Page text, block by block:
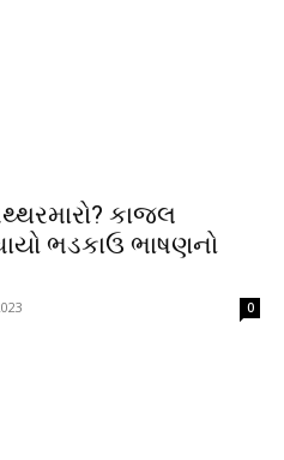
કાજલ
ભડકાઉ ભાષણનો
0